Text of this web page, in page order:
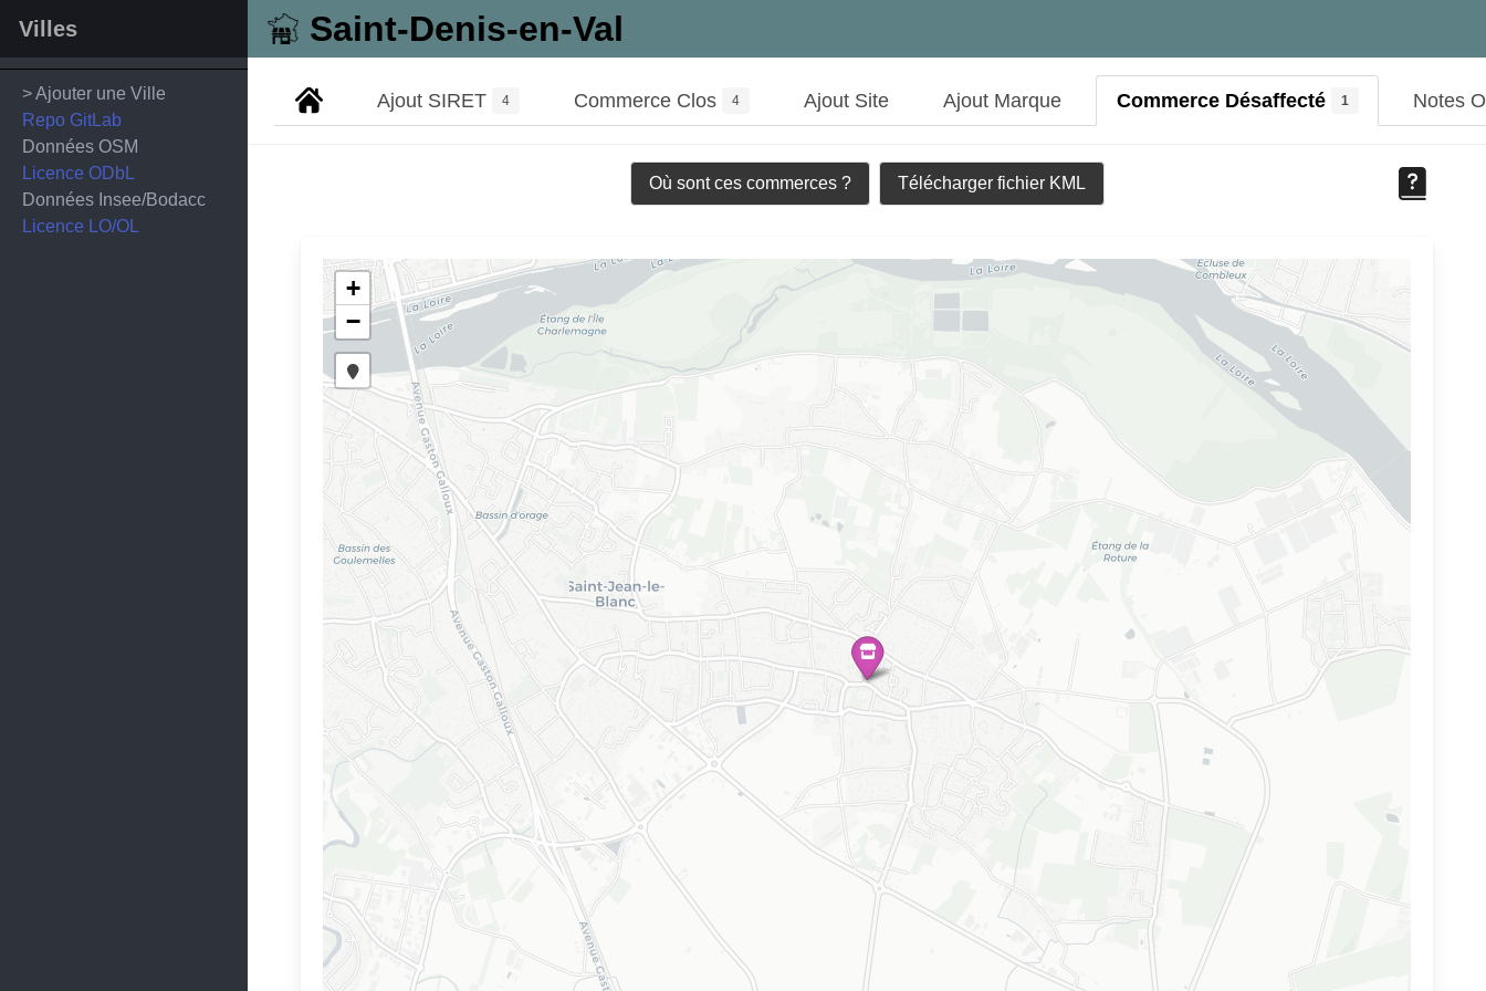
Saint-Denis-en-Val
Villes
> Ajouter une Ville
Repo GitLab
Données OSM
Licence ODbL
Données Insee/Bodacc
Licence LO/OL
Ajout SIRET 4 Commerce Clos 4 Ajout Site Ajout Marque Commerce Désaffecté 1 Notes
Où sont ces commerces ? Télécharger fichier KML